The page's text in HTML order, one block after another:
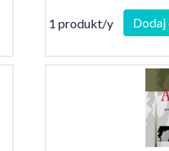
1 produkt/y Dodaj